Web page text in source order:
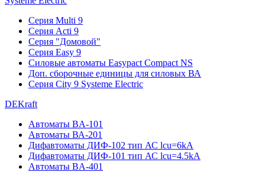
Серия Multi 9
Серия Acti 9
Серия "Домовой"
Серия Easy 9
Силовые автоматы Easypact Compact NS
Доп. сборочные единицы для силовых ВА
Серия City 9 Systeme Electric
DEKraft
Автоматы BA-101
Автоматы ВА-201
Дифавтоматы ДИФ-102 тип АС lcu=6kA
Дифавтоматы ДИФ-101 тип АС lcu=4.5kA
Автоматы BA-401